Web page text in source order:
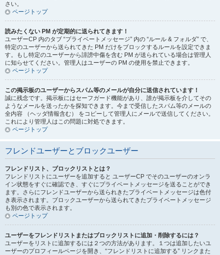
さい。
ページトップ
読みたくない PM が定期的に送られてきます！
ユーザーCP 内のタブ “プライベートメッセージ” 内の “ルール & フォルダ” で、
特定のユーザーから送られてきた PM だけをブロックするルールを設定できま
す。もし特定のユーザーから誹謗中傷を含む PM が送られている場合は管理人
に知らせてください。管理人はユーザーの PM の使用を禁止できます。
ページトップ
この掲示板のユーザーからスパム等のメールが自分に送信されています！
誠に残念です。掲示板にはセーフガード機能があり、誰が掲示板を介してその
ようなメールを送ったかを探知できます。今まで受信したスパム等のメールの
全内容 （ヘッダ情報含む） をコピーして管理人にメールで送信してください。
これにより管理人はこの問題に対処できます。
ページトップ
フレンドユーザーとブロックユーザー
フレンドリスト、ブロックリストとは？
フレンドリストにユーザーを追加すると ユーザーCP でそのユーザーのオンラ
イン状態をすぐに確認でき、すぐにプライベートメッセージを送ることができ
ます。さらにフレンドユーザーから送られきたプライベートメッセージは色付
き表示されます。ブロックユーザーから送られてきたプライベートメッセージ
も別の色で表示されます。
ページトップ
ユーザーをフレンドリストまたはブロックリストに追加・削除するには？
ユーザーをリストに追加するには２つの方法があります。１つは追加したいユ
ーザーのプロフィールページを開き、“フレンドリストに追加する” リンクまた